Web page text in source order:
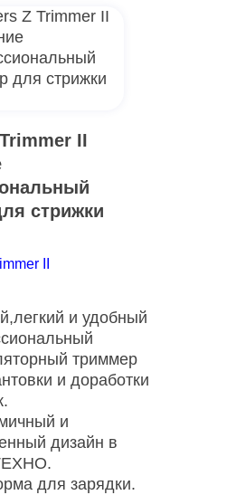
II
стрижки
II
и удобный
триммер
и доработки
и
дизайн в
для зарядки.